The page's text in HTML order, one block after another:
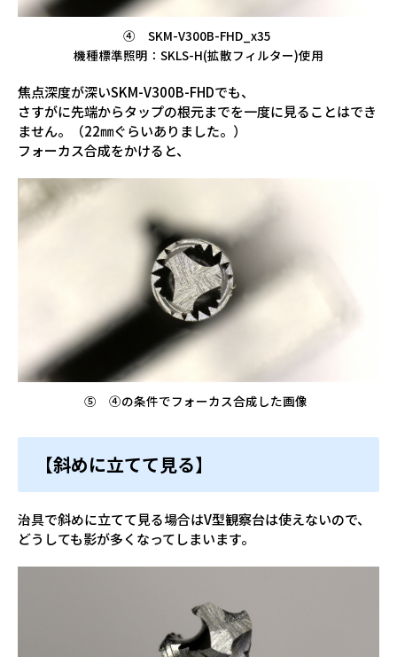
④ SKM-V300B-FHD_x35
機種標準照明：SKLS-H(拡散フィルター)使用
焦点深度が深いSKM-V300B-FHDでも、
さすがに先端からタップの根元までを一度に見ることはでき
ません。（22㎜ぐらいありました。）
フォーカス合成をかけると、
⑤ ④の条件でフォーカス合成した画像
【斜めに立てて見る】
治具で斜めに立てて見る場合はV型観察台は使えないので、
どうしても影が多くなってしまいます。